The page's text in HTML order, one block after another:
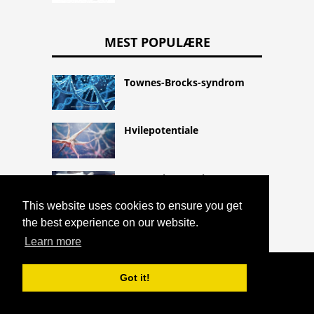
This website uses cookies to ensure you get
the best experience on our website.
Learn more
Got it!
MEST POPULÆRE
Townes-Brocks-syndrom
Hvilepotentiale
Cryopyrin-associeret
COPYRIGHT 2026 HTTPS://CQLIFE.NET